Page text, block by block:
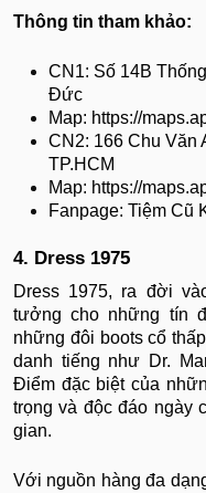
Thông tin tham khảo:
CN1: Số 14B
Đức
Map: https://
CN2: 166 Chu Văn
TP.HCM
Map: https://
Fanpage: Tiệm Cũ
4. Dress 1975
Dress 1975, ra đời
tưởng cho những tín
những đôi boots cổ
danh tiếng như Dr.
Điểm đặc biệt của
trọng và độc đáo ngày
gian.
Với nguồn hàng đa